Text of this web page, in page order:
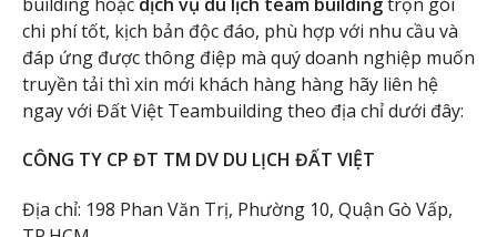
chi phí tốt, kịch bản độc đáo, phù hợp với nhu cầu và
đáp ứng được thông điệp mà quý doanh nghiệp muốn
truyền tải thì xin mới khách hàng hàng hãy liên hệ
ngay với Đất Việt Teambuilding theo địa chỉ dưới đây:
CÔNG TY CP ĐT TM DV DU LỊCH ĐẤT VIỆT
Địa chỉ: 198 Phan Văn Trị, Phường 10, Quận Gò Vấp,